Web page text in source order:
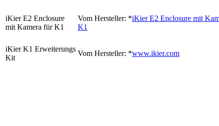
iKier E2 Enclosure
mit Kamera für K1
Vom Hersteller: *iKier E2 Enclosure mit
K1
iKier K1 Erweiterungs
Kit
Vom Hersteller: *www.ikier.com